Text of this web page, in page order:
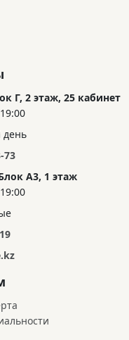
Г, 2 этаж, 25 кабинет
день
73
А3, 1 этаж